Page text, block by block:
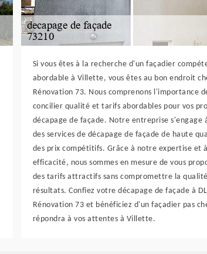
Si vous êtes à la recherche d'un façadier
abordable à Villette, vous êtes au bon endroit
Rénovation 73. Nous comprenons l'importance
concilier qualité et tarifs abordables pour vos
décapage de façade. Notre entreprise s'engage
des services de décapage de façade de haute
des prix compétitifs. Grâce à notre expertise et
efficacité, nous sommes en mesure de vous
des tarifs attractifs sans compromettre la
résultats. Confiez votre décapage de façade à DL
Rénovation 73 et bénéficiez d'un façadier pas
répondra à vos attentes à Villette.